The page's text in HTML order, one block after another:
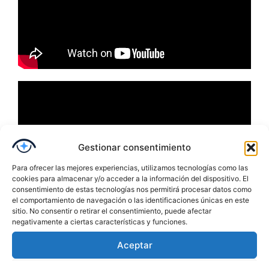
Gestionar consentimiento
Para ofrecer las mejores experiencias, utilizamos tecnologías como las
cookies para almacenar y/o acceder a la información del dispositivo. El
consentimiento de estas tecnologías nos permitirá procesar datos como
el comportamiento de navegación o las identificaciones únicas en este
sitio. No consentir o retirar el consentimiento, puede afectar
negativamente a ciertas características y funciones.
Aceptar